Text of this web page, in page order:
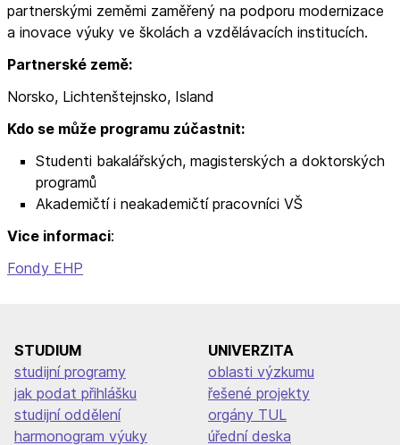
partnerskými zeměmi zaměřený na podporu modernizace
a inovace výuky ve školách a vzdělávacích institucích.
Partnerské země:
Norsko, Lichtenštejnsko, Island
Kdo se může programu zúčastnit:
Studenti bakalářských, magisterských a doktorských
programů
Akademičtí i neakademičtí pracovníci VŠ
Vice informaci:
Fondy EHP
STUDIUM
studijní programy
jak podat přihlášku
studijní oddělení
harmonogram výuky
UNIVERZITA
oblasti výzkumu
řešené projekty
orgány TUL
úřední deska